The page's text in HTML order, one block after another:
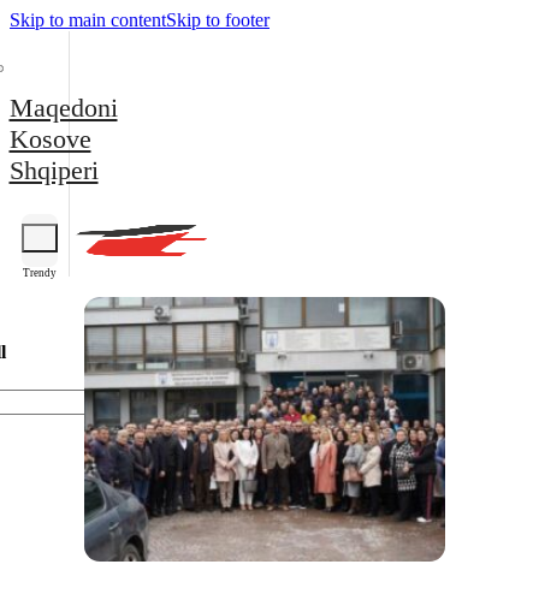
Skip to main contentSkip to footer
Maqedoni
Kosove
Shqiperi
Trendy